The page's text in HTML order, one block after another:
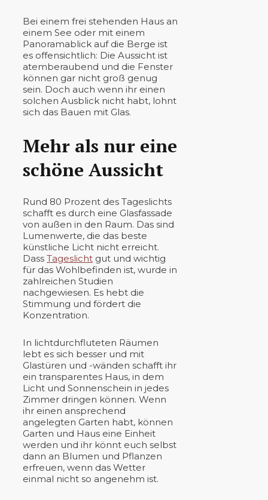
Bei einem frei stehenden Haus an
einem See oder mit einem
Panoramablick auf die Berge ist
es offensichtlich: Die Aussicht ist
atemberaubend und die Fenster
können gar nicht groß genug
sein. Doch auch wenn ihr einen
solchen Ausblick nicht habt, lohnt
sich das Bauen mit Glas.
Mehr als nur eine
schöne Aussicht
Rund 80 Prozent des Tageslichts
schafft es durch eine Glasfassade
von außen in den Raum. Das sind
Lumenwerte, die das beste
künstliche Licht nicht erreicht.
Dass Tageslicht gut und wichtig
für das Wohlbefinden ist, wurde in
zahlreichen Studien
nachgewiesen. Es hebt die
Stimmung und fördert die
Konzentration.
In lichtdurchfluteten Räumen
lebt es sich besser und mit
Glastüren und -wänden schafft ihr
ein transparentes Haus, in dem
Licht und Sonnenschein in jedes
Zimmer dringen können. Wenn
ihr einen ansprechend
angelegten Garten habt, können
Garten und Haus eine Einheit
werden und ihr könnt euch selbst
dann an Blumen und Pflanzen
erfreuen, wenn das Wetter
einmal nicht so angenehm ist.